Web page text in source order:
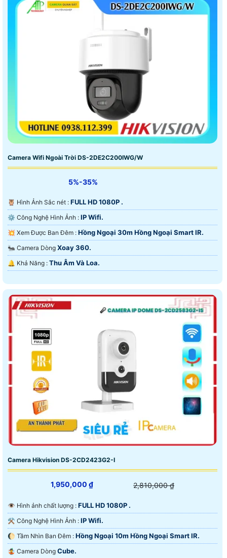
Camera Wifi Ngoài Trời DS-2DE2C200IWG/W
5%-35%
🦉 Hình Ảnh Sắc nét : FULL HD 1080P .
⚙ Công Nghệ Hình Ảnh : IP Wifi.
💥 Xem Được Ban Đêm : Hồng Ngoại 30m Hồng Ngoại Smart IR.
🐜 Camera Dòng Xoay 360.
️🔔 Khả Năng : Thu Âm Và Loa.
Camera Hikvision DS-2CD2423G2-I
1,950,000 ₫ 2,810,000 ₫
👁 Hình ảnh chất lượng : FULL HD 1080P .
⚒ Công Nghệ Hình Ảnh : IP Wifi.
🌔 Tầm Nhìn Ban Đêm : Hồng Ngoại 10m Hồng Ngoại Smart IR.
🤹 Camera Dòng Cube.